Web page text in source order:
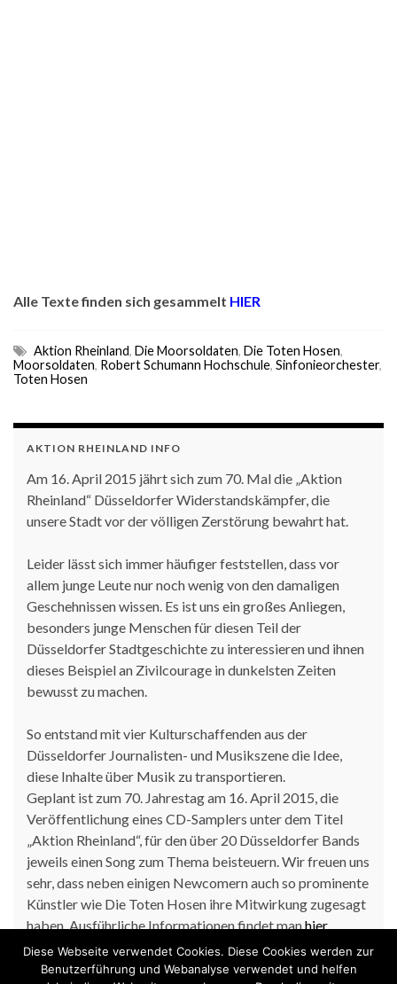
Alle Texte finden sich gesammelt HIER
Aktion Rheinland, Die Moorsoldaten, Die Toten Hosen,
Moorsoldaten, Robert Schumann Hochschule, Sinfonieorchester,
Toten Hosen
AKTION RHEINLAND INFO
Am 16. April 2015 jährt sich zum 70. Mal die „Aktion
Rheinland“ Düsseldorfer Widerstandskämpfer, die
unsere Stadt vor der völligen Zerstörung bewahrt hat.
Leider lässt sich immer häufiger feststellen, dass vor
allem junge Leute nur noch wenig von den damaligen
Geschehnissen wissen. Es ist uns ein großes Anliegen,
besonders junge Menschen für diesen Teil der
Düsseldorfer Stadtgeschichte zu interessieren und ihnen
dieses Beispiel an Zivilcourage in dunkelsten Zeiten
bewusst zu machen.
So entstand mit vier Kulturschaffenden aus der
Düsseldorfer Journalisten- und Musikszene die Idee,
diese Inhalte über Musik zu transportieren.
Geplant ist zum 70. Jahrestag am 16. April 2015, die
Veröffentlichung eines CD-Samplers unter dem Titel
„Aktion Rheinland“, für den über 20 Düsseldorfer Bands
jeweils einen Song zum Thema beisteuern. Wir freuen uns
sehr, dass neben einigen Newcomern auch so prominente
Künstler wie Die Toten Hosen ihre Mitwirkung zugesagt
haben. Ausführliche Informationen findet manhier
Diese Webseite verwendet Cookies. Diese Cookies werden zur
Benutzerführung und Webanalyse verwendet und helfen